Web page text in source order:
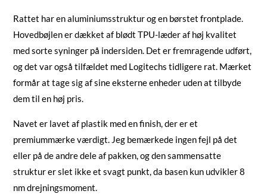
Rattet har en aluminiumsstruktur og en børstet frontplade.
Hovedbøjlen er dækket af blødt TPU-læder af høj kvalitet
med sorte syninger på indersiden. Det er fremragende udført,
og det var også tilfældet med Logitechs tidligere rat. Mærket
formår at tage sig af sine eksterne enheder uden at tilbyde
dem til en høj pris.
Navet er lavet af plastik med en finish, der er et
premiummærke værdigt. Jeg bemærkede ingen fejl på det
eller på de andre dele af pakken, og den sammensatte
struktur er slet ikke et svagt punkt, da basen kun udvikler 8
nm drejningsmoment.